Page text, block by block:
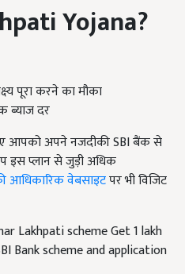
Yojana?
पूरा करने का मौका
ब्याज दर
आपको अपने नजदीकी SBI बैंक से
इस प्लान से जुड़ी अधिक
आधिकारिक वेबसाइटपर भी विजिट
Lakhpati scheme Get 1 lakh
Bank scheme and application